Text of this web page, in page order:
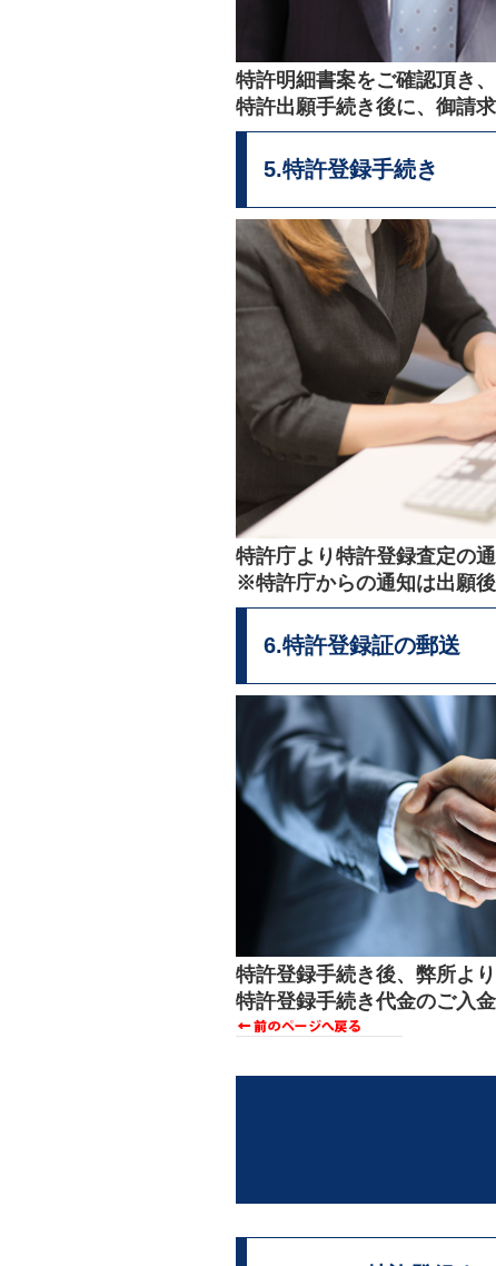
特許明細書案をご確認頂き
特許出願手続き後に、御請
5.特許登録手続き
特許庁より特許登録査定の
※特許庁からの通知は出願
6.特許登録証の郵送
特許登録手続き後、弊所よ
特許登録手続き代金のご入